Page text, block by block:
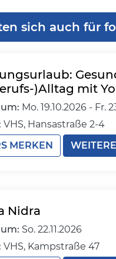
sich auch für
)Alltag mit
Mo. 19.10.2026 - Fr.
VHS, Hansastraße 2-4
MERKEN
Nidra
So. 22.11.2026
VHS, Kampstraße 47